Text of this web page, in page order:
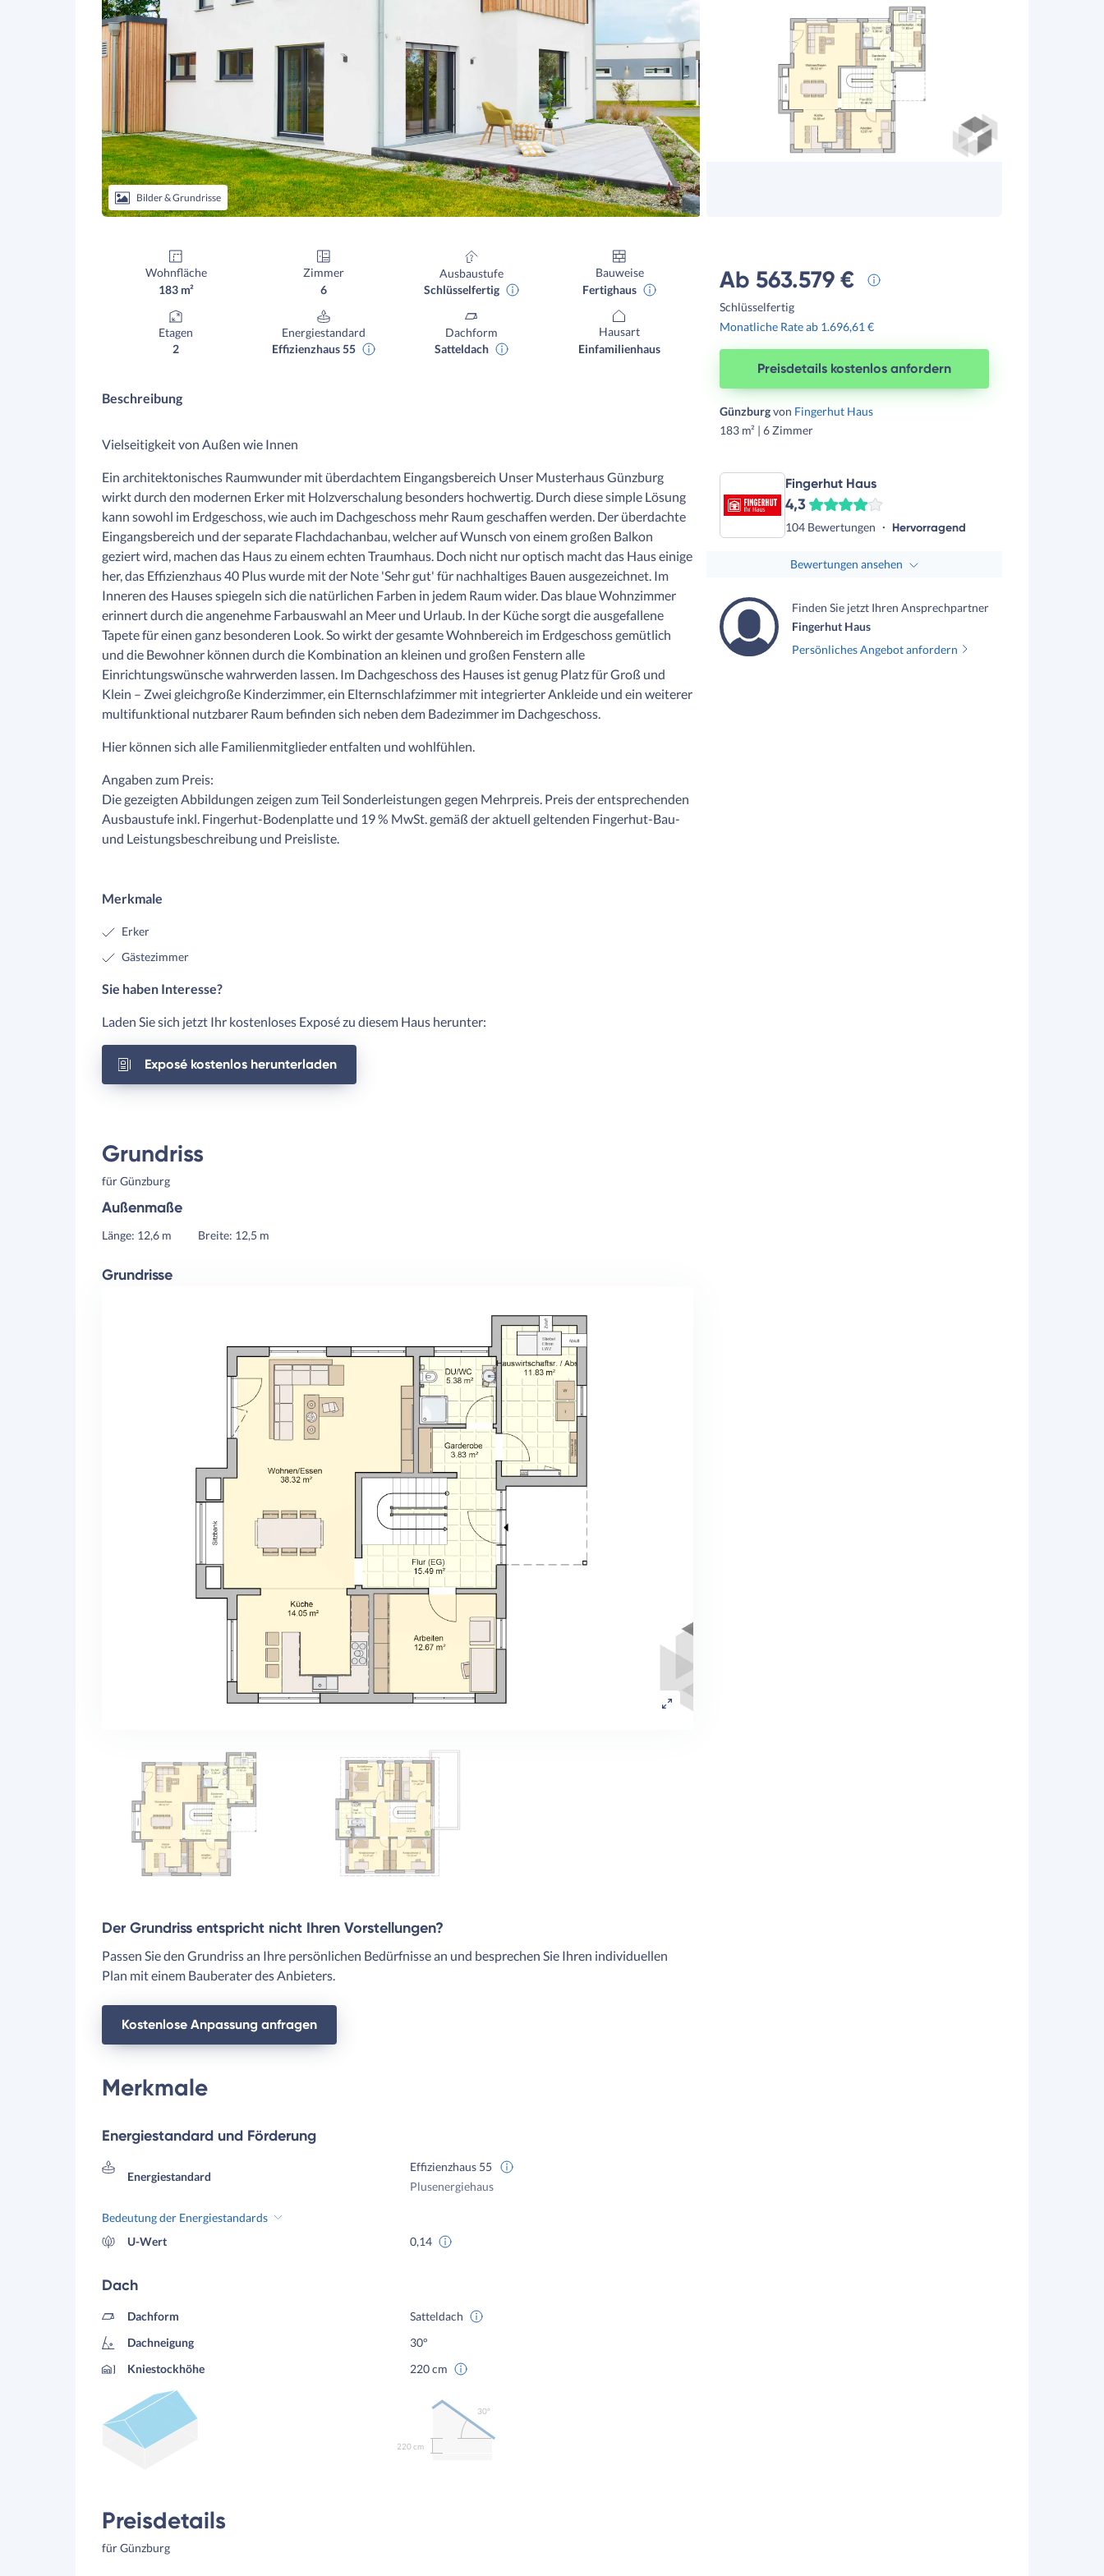
Bilder & Grundrisse
Wohnfläche
183 m²
Zimmer
6
Ausbaustufe
Schlüsselfertig
Bauweise
Fertighaus
Etagen
2
Energiestandard
Effizienzhaus 55
Dachform
Satteldach
Hausart
Einfamilienhaus
Beschreibung
Vielseitigkeit von Außen wie Innen
Ein architektonisches Raumwunder mit überdachtem Eingangsbereich Unser Musterhaus Günzburg
wirkt durch den modernen Erker mit Holzverschalung besonders hochwertig. Durch diese simple Lösung
kann sowohl im Erdgeschoss, wie auch im Dachgeschoss mehr Raum geschaffen werden. Der überdachte
Eingangsbereich und der separate Flachdachanbau, welcher auf Wunsch von einem großen Balkon
geziert wird, machen das Haus zu einem echten Traumhaus. Doch nicht nur optisch macht das Haus einige
her, das Effizienzhaus 40 Plus wurde mit der Note 'Sehr gut' für nachhaltiges Bauen ausgezeichnet. Im
Inneren des Hauses spiegeln sich die natürlichen Farben in jedem Raum wider. Das blaue Wohnzimmer
erinnert durch die angenehme Farbauswahl an Meer und Urlaub. In der Küche sorgt die ausgefallene
Tapete für einen ganz besonderen Look. So wirkt der gesamte Wohnbereich im Erdgeschoss gemütlich
und die Bewohner können durch die Kombination an kleinen und großen Fenstern alle
Einrichtungswünsche wahrwerden lassen. Im Dachgeschoss des Hauses ist genug Platz für Groß und
Klein – Zwei gleichgroße Kinderzimmer, ein Elternschlafzimmer mit integrierter Ankleide und ein weiterer
multifunktional nutzbarer Raum befinden sich neben dem Badezimmer im Dachgeschoss.
Hier können sich alle Familienmitglieder entfalten und wohlfühlen.
Angaben zum Preis:
Die gezeigten Abbildungen zeigen zum Teil Sonderleistungen gegen Mehrpreis. Preis der entsprechenden
Ausbaustufe inkl. Fingerhut-Bodenplatte und 19 % MwSt. gemäß der aktuell geltenden Fingerhut-Bau-
und Leistungsbeschreibung und Preisliste.
Merkmale
Erker
Gästezimmer
Sie haben Interesse?
Laden Sie sich jetzt Ihr kostenloses Exposé zu diesem Haus herunter:
Exposé kostenlos herunterladen
Grundriss
für Günzburg
Außenmaße
Länge: 12,6 m Breite: 12,5 m
Grundrisse
Der Grundriss entspricht nicht Ihren Vorstellungen?
Passen Sie den Grundriss an Ihre persönlichen Bedürfnisse an und besprechen Sie Ihren individuellen
Plan mit einem Bauberater des Anbieters.
Kostenlose Anpassung anfragen
Merkmale
Energiestandard und Förderung
Energiestandard
Effizienzhaus 55
Plusenergiehaus
Bedeutung der Energiestandards
U-Wert
0,14
Dach
Dachform
Satteldach
Dachneigung
30°
Kniestockhöhe
220 cm
220 cm
30º
Preisdetails
für Günzburg
Ab 563.579 €
Schlüsselfertig
Monatliche Rate ab 1.696,61 €
Preisdetails kostenlos anfordern
Günzburgvon Fingerhut Haus
183 m² | 6 Zimmer
Fingerhut Haus
4,3
104 Bewertungen Hervorragend
Bewertungen ansehen
Finden Sie jetzt Ihren Ansprechpartner
Fingerhut Haus
Persönliches Angebot anfordern